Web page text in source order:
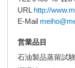
URL http://
E-Mail
営業品目
石油製品蒸留試